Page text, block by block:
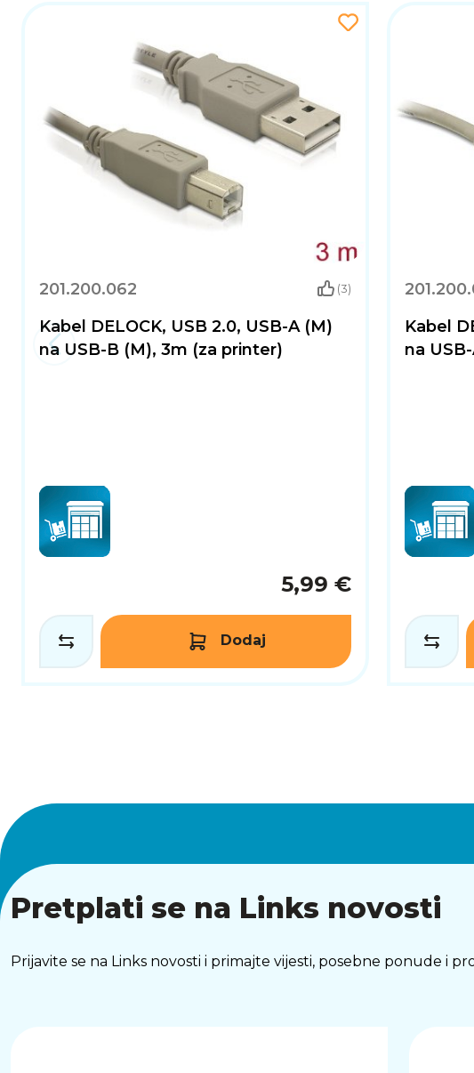
201.200.062 (3)
Kabel DELOCK, USB 2.0, USB-A (M)
na USB-B (M), 3m (za printer)
5,99 €
Dodaj
Kabel
na
Pretplati se na Links novosti
Prijavite se na Links novosti i primajte vijesti, posebne ponude i